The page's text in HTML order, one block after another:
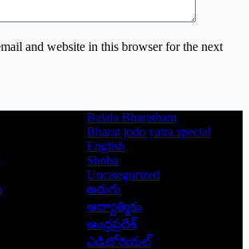
and website in this browser for the next
Balala Bharatham
Bharat jodo yatra special
English
Shoba
Uncategorized
అరుగు
ఆద్యాత్మికం
ఆంధ్రప్రదేశ్
ఎడిటోరియల్